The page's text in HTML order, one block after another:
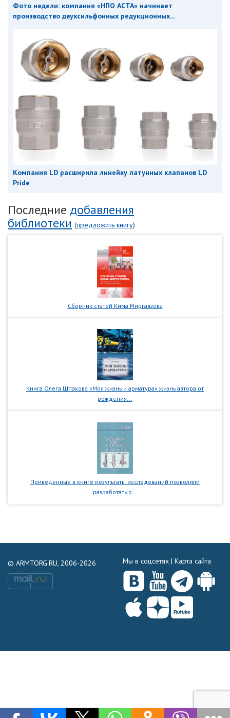
Фото недели: компания «НПО АСТА» начинает
производство двухсильфонных редукционных...
Компания LD расширила линейку латунных клапанов LD
Pride
Последние добавления
библиотеки (предложить книгу)
Сборник статей Кима Миргаязова
Книга Олега Шпакова «Моя жизнь и арматура» жизнь автора от
рождения...
Приведенные в книге результаты исследований позволили
разработать р...
© ARMTORG.RU, 2006-2026 Мы в соцсетях | Карта сайта